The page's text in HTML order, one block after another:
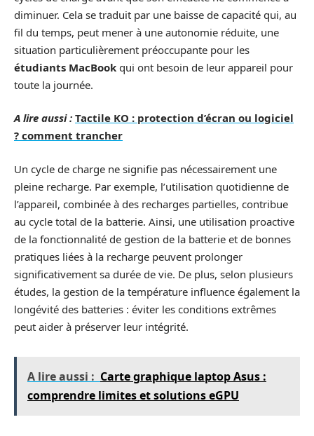
diminuer. Cela se traduit par une baisse de capacité qui, au
fil du temps, peut mener à une autonomie réduite, une
situation particulièrement préoccupante pour les
étudiants MacBook qui ont besoin de leur appareil pour
toute la journée.
A lire aussi : Tactile KO : protection d’écran ou logiciel
? comment trancher
Un cycle de charge ne signifie pas nécessairement une
pleine recharge. Par exemple, l’utilisation quotidienne de
l’appareil, combinée à des recharges partielles, contribue
au cycle total de la batterie. Ainsi, une utilisation proactive
de la fonctionnalité de gestion de la batterie et de bonnes
pratiques liées à la recharge peuvent prolonger
significativement sa durée de vie. De plus, selon plusieurs
études, la gestion de la température influence également la
longévité des batteries : éviter les conditions extrêmes
peut aider à préserver leur intégrité.
A lire aussi : Carte graphique laptop Asus :
comprendre limites et solutions eGPU